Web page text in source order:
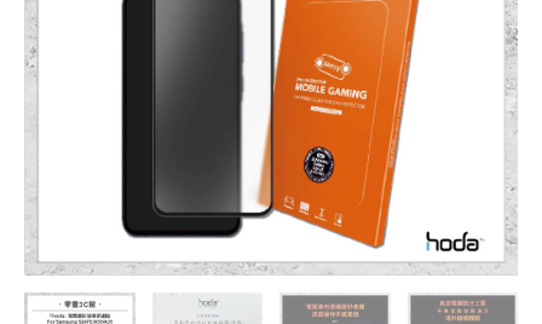
NT$690。NT$590。
保
護
貼
A55
A35
玻